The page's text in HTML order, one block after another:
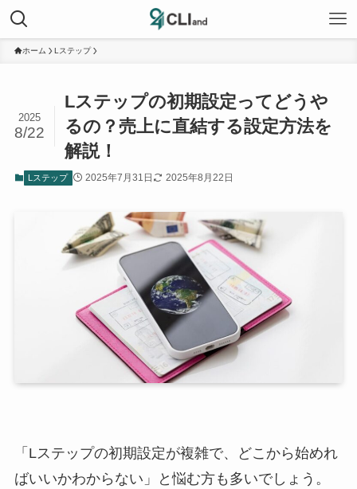
ホーム Lステップ
Lステップの初期設定ってどうや
るの？売上に直結する設定方法を
解説！
2025
8/22
Lステップ 2025年7月31日 2025年8月22日
「Lステップの初期設定が複雑で、どこから始めれ
ばいいかわからない」と悩む方も多いでしょう。